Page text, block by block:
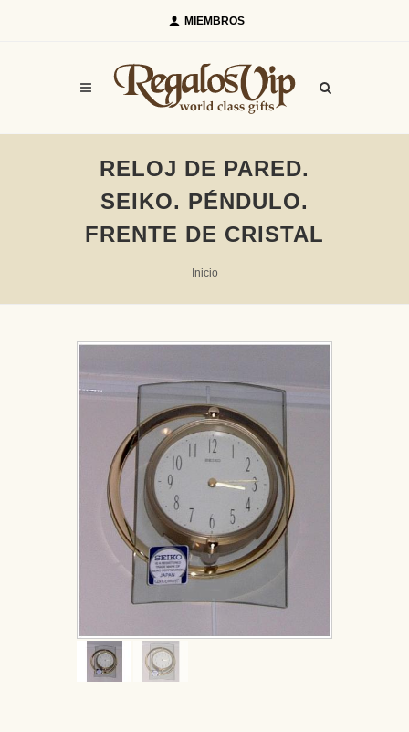
MIEMBROS
RELOJ DE PARED.
SEIKO. PÉNDULO.
FRENTE DE CRISTAL
Inicio